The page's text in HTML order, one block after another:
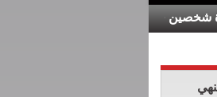
في القرم